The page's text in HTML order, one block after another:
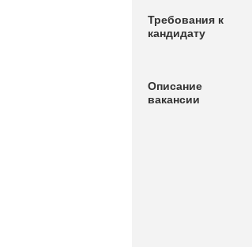
Требования к
кандидату
Описание
вакансии